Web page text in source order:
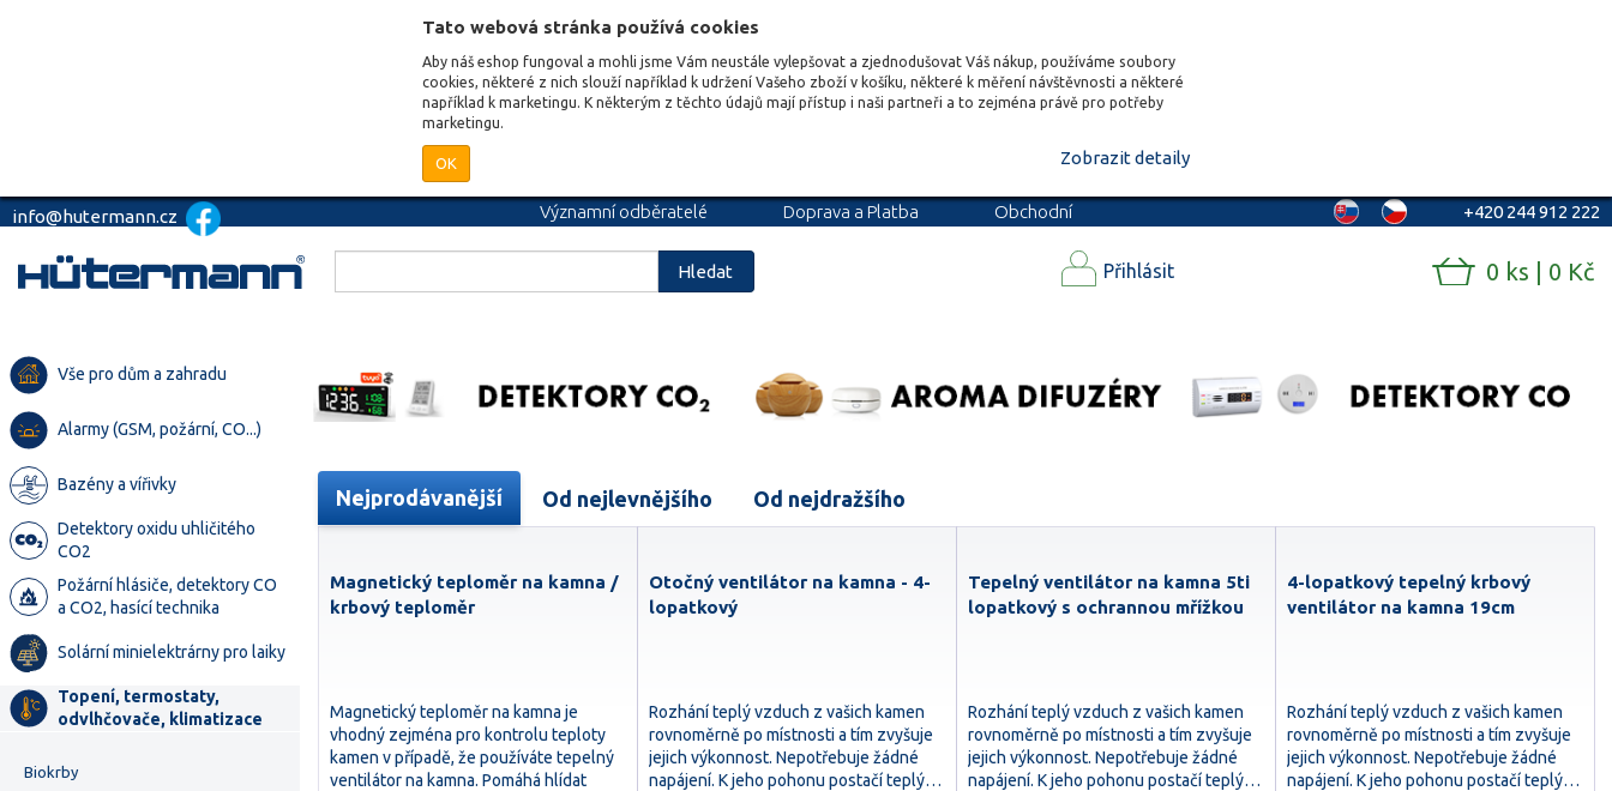
Tato webová stránka používá cookies
Aby náš eshop fungoval a mohli jsme Vám neustále vylepšovat a zjednodušovat Váš nákup, používáme soubory
cookies, některé z nich slouží například k udržení Vašeho zboží v košíku, některé k měření návštěvnosti a některé
například k marketingu. K některým z těchto údajů mají přístup i naši partneři a to zejména právě pro potřeby
marketingu.
OK Zobrazit detaily
info@hutermann.cz Významní odběratelé Doprava a Platba
Obchodní
+420 244 912 222
Hledat Přihlásit 0 ks | 0 Kč
Vše pro dům a zahradu
Alarmy (GSM, požární, CO...)
Bazény a vířivky
Detektory oxidu uhličitého
CO2
Požární hlásiče, detektory CO
a CO2, hasící technika
Solární minielektrárny pro laiky
Topení, termostaty,
odvlhčovače, klimatizace
Biokrby
Nejprodávanější Od nejlevnějšího Od nejdražšího
Magnetický teploměr na kamna /
krbový teploměr
Magnetický teploměr na kamna je
vhodný zejména pro kontrolu teploty
kamen v případě, že používáte tepelný
ventilátor na kamna. Pomáhá hlídat
Otočný ventilátor na kamna - 4-
lopatkový
Rozhání teplý vzduch z vašich kamen
rovnoměrně po místnosti a tím zvyšuje
jejich výkonnost. Nepotřebuje žádné
napájení. K jeho pohonu postačí teplý…
Tepelný ventilátor na kamna 5ti
lopatkový s ochrannou mřížkou
Rozhání teplý vzduch z vašich kamen
rovnoměrně po místnosti a tím zvyšuje
jejich výkonnost. Nepotřebuje žádné
napájení. K jeho pohonu postačí teplý…
4-lopatkový tepelný krbový
ventilátor na kamna 19cm
Rozhání teplý vzduch z vašich kamen
rovnoměrně po místnosti a tím zvyšuje
jejich výkonnost. Nepotřebuje žádné
napájení. K jeho pohonu postačí teplý…